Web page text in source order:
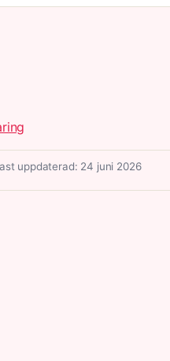
uppdaterad: 24 juni 2026